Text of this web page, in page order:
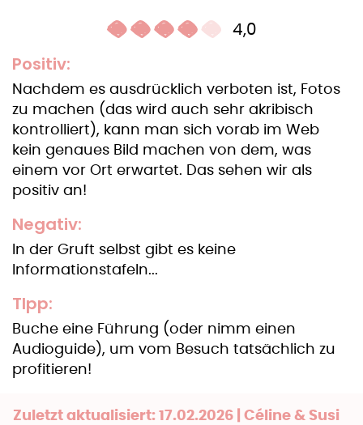
4,0
Positiv:
Nachdem es ausdrücklich verboten ist, Fotos
zu machen (das wird auch sehr akribisch
kontrolliert), kann man sich vorab im Web
kein genaues Bild machen von dem, was
einem vor Ort erwartet. Das sehen wir als
positiv an!
Negativ:
In der Gruft selbst gibt es keine
Informationstafeln...
TIpp:
Buche eine Führung (oder nimm einen
Audioguide), um vom Besuch tatsächlich zu
profitieren!
Zuletzt aktualisiert: 17.02.2026 | Céline & Susi